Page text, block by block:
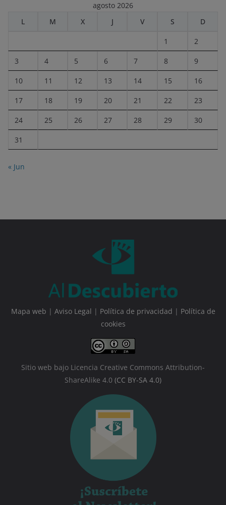
agosto 2026
L
M X J V S D
1 2
3 4 5 6 7 8 9
10 11 12 13 14 15 16
17 18 19 20 21 22 23
24 25 26 27 28 29 30
31
« Jun
Mapa web | Aviso Legal | Política de privacidad | Política de
cookies
Sitio web bajo Licencia Creative Commons Attribution-
ShareAlike 4.0 (CC BY-SA 4.0)